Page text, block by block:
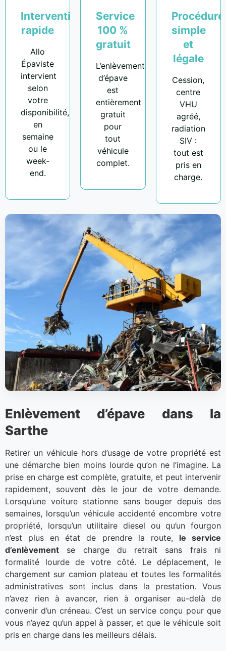
Intervention
rapide
Allo
Épaviste
intervient
selon
votre
disponibilité,
en
semaine
ou le
week-
end.
Service
100 %
gratuit
L’enlèvement
d’épave
est
entièrement
gratuit
pour
tout
véhicule
complet.
Procédure
simple
et
légale
Cession,
centre
VHU
agréé,
radiation
SIV :
tout est
pris en
charge.
Enlèvement d’épave dans la
Sarthe
Retirer un véhicule hors d’usage de votre propriété est
une démarche bien moins lourde qu’on ne l’imagine. La
prise en charge est complète, gratuite, et peut intervenir
rapidement, souvent dès le jour de votre demande.
Lorsqu’une voiture stationne sans bouger depuis des
semaines, lorsqu’un véhicule accidenté encombre votre
propriété, lorsqu’un utilitaire diesel ou qu’un fourgon
n’est plus en état de prendre la route, le service
d’enlèvement se charge du retrait sans frais ni
formalité lourde de votre côté. Le déplacement, le
chargement sur camion plateau et toutes les formalités
administratives sont inclus dans la prestation. Vous
n’avez rien à avancer, rien à organiser au-delà de
convenir d’un créneau. C’est un service conçu pour que
vous n’ayez qu’un appel à passer, et que le véhicule soit
pris en charge dans les meilleurs délais.